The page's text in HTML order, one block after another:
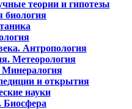
теории и гипотезы
биология
Антропология
Метеорология
Минералогия
и открытия
науки
Биосфера